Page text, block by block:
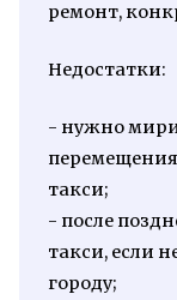
ремонт,
Недостатки:
- нужно
такси;
- после
такси, если
городу;